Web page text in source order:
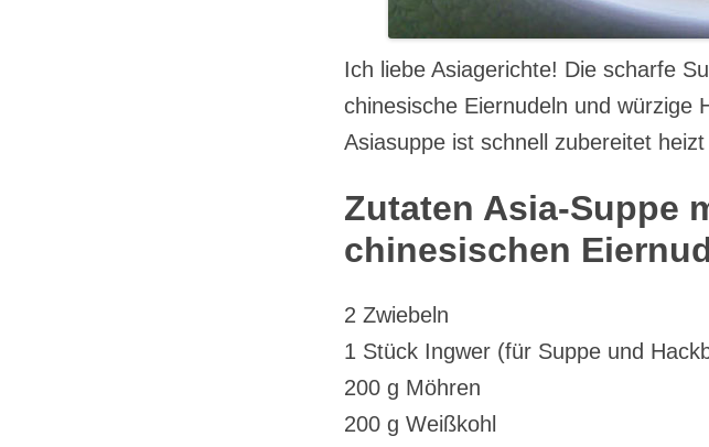
Ich liebe Asiagerichte! Die scharfe
chinesische Eiernudeln und würzige
Asiasuppe ist schnell zubereitet
Zutaten Asia-Suppe
chinesischen
2 Zwiebeln
1 Stück Ingwer (für Suppe und
200 g Möhren
200 g Weißkohl